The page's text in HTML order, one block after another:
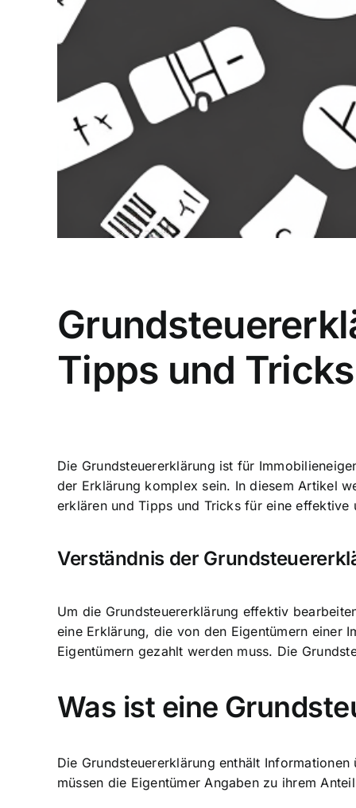
Tipps und Tricks
Die Grundsteuererklärung ist für
der Erklärung komplex sein. In diesem Artikel
erklären und Tipps und Tricks für eine
Verständnis der
Um die Grundsteuererklärung effektiv
eine Erklärung, die von den Eigentümern einer
Eigentümern gezahlt werden muss. Die
Was ist eine
Die Grundsteuererklärung enthält
müssen die Eigentümer Angaben zu ihrem